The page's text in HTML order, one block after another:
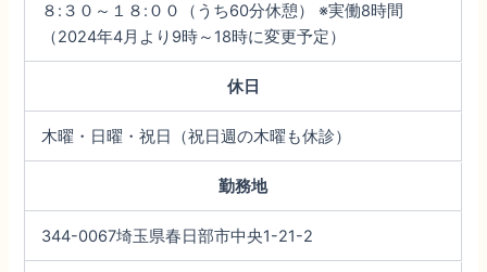
８:３０～１８:００（うち60分休憩） ※実働8時間
（2024年4月より9時～18時に変更予定）
休日
木曜・日曜・祝日（祝日週の木曜も休診）
勤務地
344-0067埼玉県春日部市中央1-21-2